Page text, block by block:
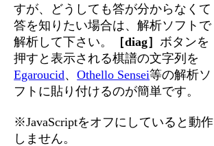
すが、どうしても答が分からなくて
答を知りたい場合は、解析ソフトで
解析して下さい。
［diag］ ボタンを
押すと表示される棋譜の文字列を
Egaroucid、Othello Sensei等の解析ソ
フトに貼り付けるのが簡単です。
※JavaScriptをオフにしていると動作
しません。